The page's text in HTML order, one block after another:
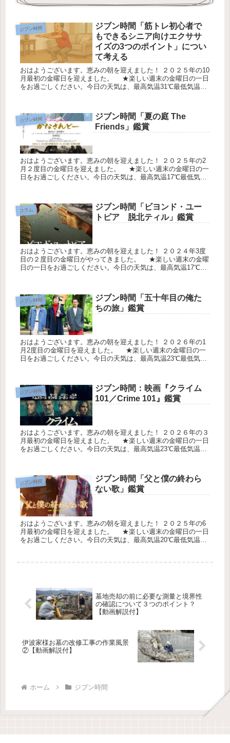
ジブン時間
ジブン時間「筋トレ初心者で
もできるシニア向けエクササ
イズの3つのポイント」につい
て考える
おはようございます。恵みの朝を迎えました！ ２０２５年の10
月最初の金曜日を迎えました。 ★楽しい週末の金曜日の一日
をお過ごしください。今日の天気は、最高気温31℃最低気温
ジブン時間
ジブン時間「夏の庭 The
Friends」鑑賞
おはようございます。恵みの朝を迎えました！ ２０２５年の2
月２度目の金曜日を迎えました。 ★楽しい週末の金曜日の一
日をお過ごしください。今日の天気は、最高気温17℃最低気温
コラム
ジブン時間「ビヨンド・ユー
トピア 脱北ティル」鑑賞
おはようございます。恵みの朝を迎えました！ ２０２４年3度
目の２度目の金曜日がやってきました。 ★楽しい週末の金曜
日の一日をお過ごしください。今日の天気は、最高気温17℃最
ジブン時間
ジブン時間「五十年目の俺た
ちの旅」鑑賞
おはようございます。恵みの朝を迎えました！ ２０２６年の1
月2度目の金曜日を迎えました。 ★楽しい週末の金曜日の一
日をお過ごしください。今日の天気は、最高気温23℃最低気温
ジブン時間
ジブン時間：映画『クライム
101／Crime 101』鑑賞
おはようございます。恵みの朝を迎えました！ ２０２６年の３
月最初の金曜日を迎えました。 ★楽しい週末の金曜日の一日
をお過ごしください。今日の天気は、最高気温23℃最低気温
ジブン時間
ジブン時間「父と僕の終わら
ない歌」鑑賞
おはようございます。恵みの朝を迎えました！ ２０２５年の6
月最初の金曜日を迎えました。 ★楽しい週末の金曜日の一日
をお過ごしください。今日の天気は、最高気温20℃最低気温
墓地売却の前に必要な測量と境界性
の確認について３つのポイント？
【動画解説付】
伊波家様お墓の改修工事の作業風景
②【動画解説付】
ホーム ジブン時間